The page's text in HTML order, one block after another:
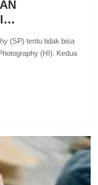
(SP) tentu tidak bisa
(HI). Kedua